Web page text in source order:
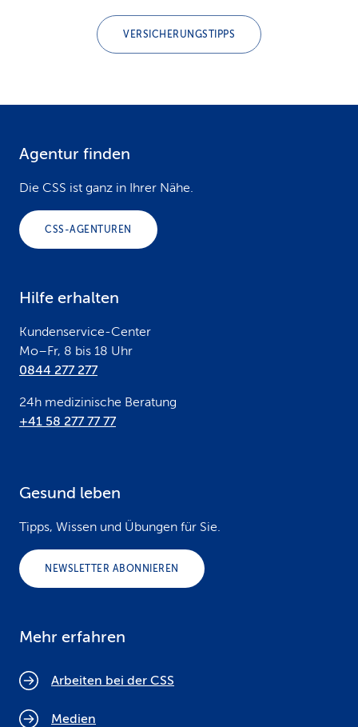
VERSICHERUNGSTIPPS
Agentur finden
Die CSS ist ganz in Ihrer Nähe.
CSS-AGENTUREN
Hilfe erhalten
Kundenservice-Center
Mo–Fr, 8 bis 18 Uhr
0844 277 277
24h medizinische Beratung
+41 58 277 77 77
Gesund leben
Tipps, Wissen und Übungen für Sie.
NEWSLETTER ABONNIEREN
Mehr erfahren
Arbeiten bei der CSS
Medien